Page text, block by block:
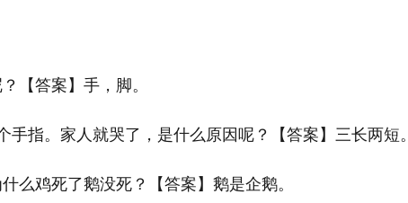
【答案】手，脚。
指。家人就哭了，是什么原因呢？【答案】三长两短。
么鸡死了鹅没死？【答案】鹅是企鹅。